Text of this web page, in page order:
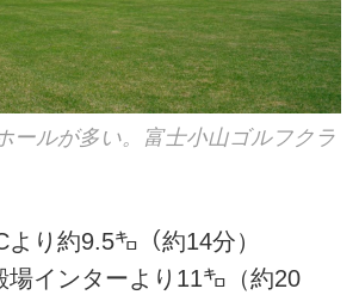
ールが多い。富士小山ゴルフクラ
り約9.5㌔（約14分）
場インターより11㌔（約20